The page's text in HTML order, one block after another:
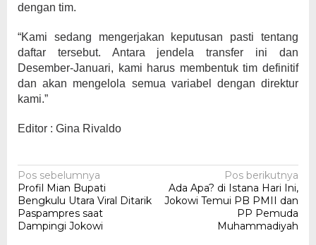
dengan tim.
“Kami sedang mengerjakan keputusan pasti tentang
daftar tersebut. Antara jendela transfer ini dan
Desember-Januari, kami harus membentuk tim definitif
dan akan mengelola semua variabel dengan direktur
kami.”
Editor : Gina Rivaldo
Navigasi
pos
Pos sebelumnya
Profil Mian Bupati
Bengkulu Utara Viral Ditarik
Paspampres saat
Dampingi Jokowi
Pos berikutnya
Ada Apa? di Istana Hari Ini,
Jokowi Temui PB PMII dan
PP Pemuda
Muhammadiyah